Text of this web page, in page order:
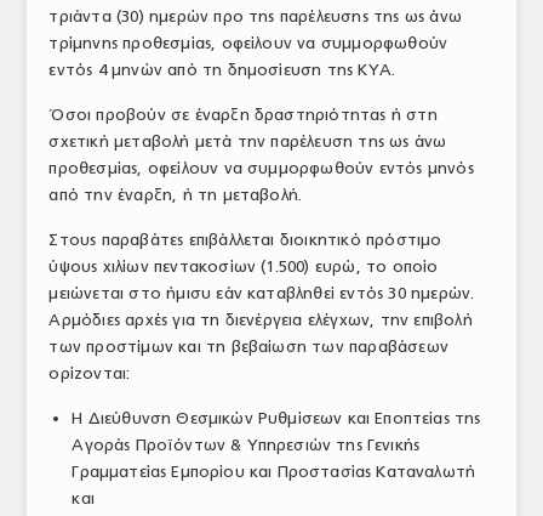
ΕΥΡΩΠΑΪΚΗ ΝΟΜΟΘΕΣΙΑ
ΤΟ ΠΕΡΙΟΔΙΚΟ
Profile
ΑΡΧΕΙΟ ΤΕΥΧΩΝ
τριάντα (30) ημερών προ της παρέλευσης της ως άνω
τρίμηνης προθεσμίας, οφείλουν να συμμορφωθούν
εντός 4 μηνών από τη δημοσίευση της ΚΥΑ.
Όσοι προβούν σε έναρξη δραστηριότητας ή στη
σχετική μεταβολή μετά την παρέλευση της ως άνω
προθεσμίας, οφείλουν να συμμορφωθούν εντός μηνός
από την έναρξη, ή τη μεταβολή.
Στους παραβάτες επιβάλλεται διοικητικό πρόστιμο
ύψους χιλίων πεντακοσίων (1.500) ευρώ, το οποίο
μειώνεται στο ήμισυ εάν καταβληθεί εντός 30 ημερών.
Αρμόδιες αρχές για τη διενέργεια ελέγχων, την επιβολή
των προστίμων και τη βεβαίωση των παραβάσεων
ορίζονται:
Η Διεύθυνση Θεσμικών Ρυθμίσεων και Εποπτείας της
Αγοράς Προϊόντων & Υπηρεσιών της Γενικής
Γραμματείας Εμπορίου και Προστασίας Καταναλωτή
και